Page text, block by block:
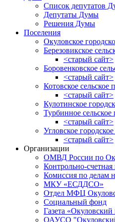
Список депутатов
Депутаты Думы
Решения Думы
Поселения
Окуловское
Березовикское
<старый сайт>
Боровенковское
<старый сайт>
Котовское сельское
<старый сайт>
Кулотинское
Турбинное сельское
<старый сайт>
Угловское
<старый сайт>
Организации
ОМВД России по
Контрольно-счетная
Комиссия по делам
МКУ «ЕСДДСО»
Отдел МФЦ
Социальный фонд
Газета «Окуловский
ОАУСО